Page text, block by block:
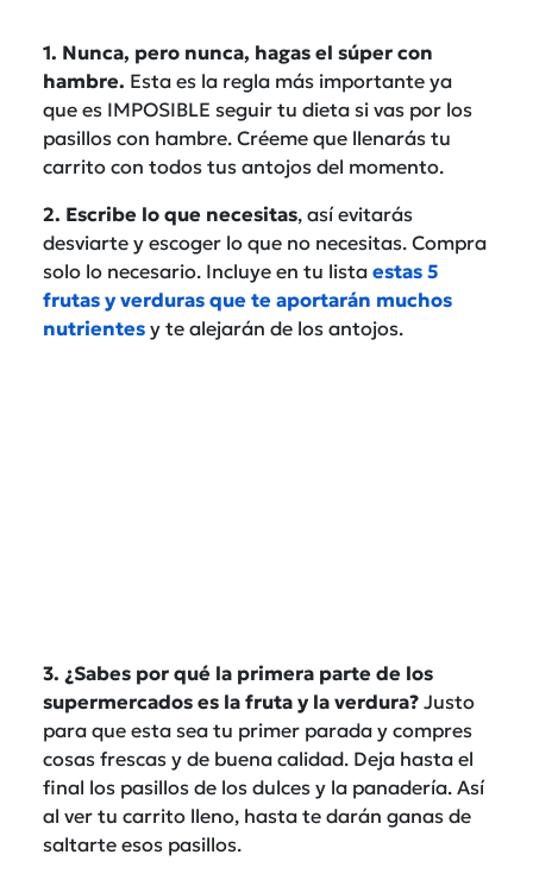
1. Nunca, pero nunca, hagas el súper con
hambre. Esta es la regla más importante ya
que es IMPOSIBLE seguir tu dieta si vas por los
pasillos con hambre. Créeme que llenarás tu
carrito con todos tus antojos del momento.
2. Escribe lo que necesitas, así evitarás
desviarte y escoger lo que no necesitas. Compra
solo lo necesario. Incluye en tu lista estas 5
frutas y verduras que te aportarán muchos
nutrientes y te alejarán de los antojos.
3. ¿Sabes por qué la primera parte de los
supermercados es la fruta y la verdura? Justo
para que esta sea tu primer parada y compres
cosas frescas y de buena calidad. Deja hasta el
final los pasillos de los dulces y la panadería. Así
al ver tu carrito lleno, hasta te darán ganas de
saltarte esos pasillos.